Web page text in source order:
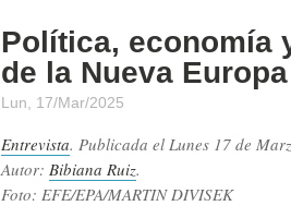
Política, economía
de la Nueva
Lun, 17/Mar/2025
Entrevista. Publicada el Lunes 17 de
Autor: Bibiana Ruiz.
Foto: EFE/EPA/MARTIN DIVISEK